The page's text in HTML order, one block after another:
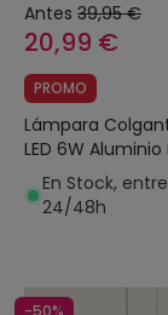
Antes 39,95 €
20,99 €
PROMO
Lámpara
LED 6W
En Stock,
24/48h